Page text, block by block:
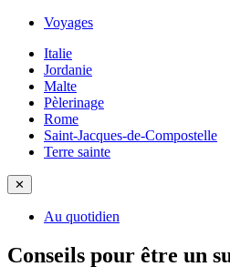
Voyages
Italie
Jordanie
Malte
Pèlerinage
Rome
Saint-Jacques-de-Compostelle
Terre sainte
✕
Au quotidien
Conseils pour être un